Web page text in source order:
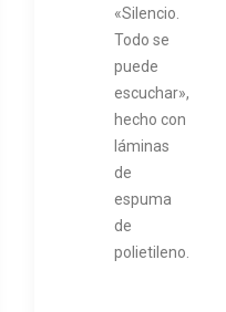
«Silencio.
Todo se
puede
escuchar»,
hecho con
láminas
de
espuma
de
polietileno.